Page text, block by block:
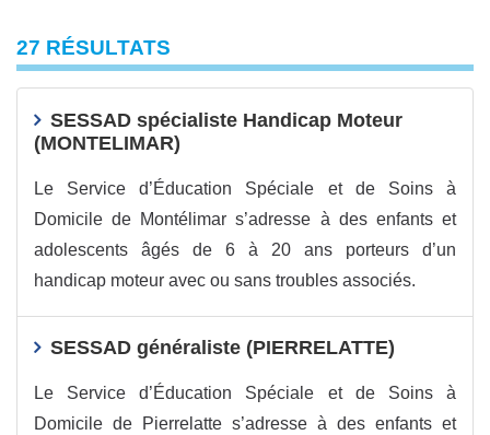
27 RÉSULTATS
SESSAD spécialiste Handicap Moteur
(MONTELIMAR)
Le Service d’Éducation Spéciale et de Soins à
Domicile de Montélimar s’adresse à des enfants et
adolescents âgés de 6 à 20 ans porteurs d’un
handicap moteur avec ou sans troubles associés.
SESSAD généraliste (PIERRELATTE)
Le Service d’Éducation Spéciale et de Soins à
Domicile de Pierrelatte s’adresse à des enfants et